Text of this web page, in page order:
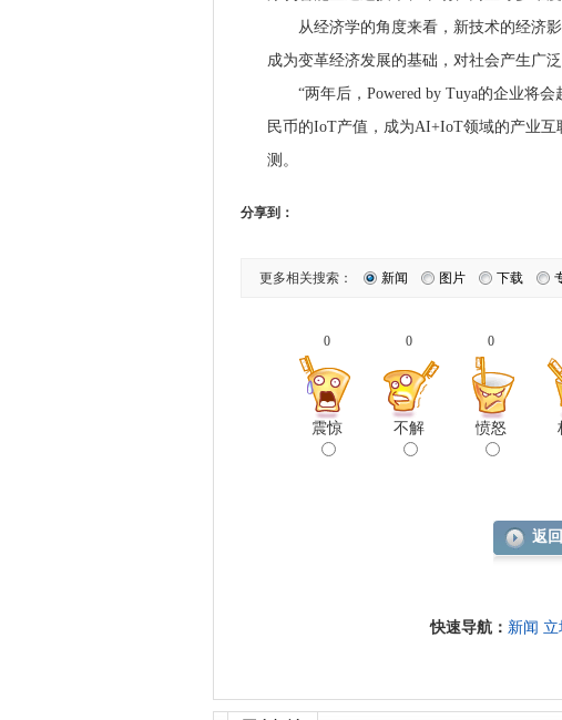
从经济学的角度来看，新技术的经济影
成为变革经济发展的基础，对社会产生广
“两年后，Powered by Tuya的企业将会
民币的IoT产值，成为AI+IoT领域的产业
测。
分享到：
更多相关搜索： 新闻 图片 下载
0
震惊
0
不解
0
愤怒
返
快速导航： 新闻 立